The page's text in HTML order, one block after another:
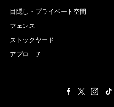
目隠し・プライベート空間
フェンス
ストックヤード
アプローチ